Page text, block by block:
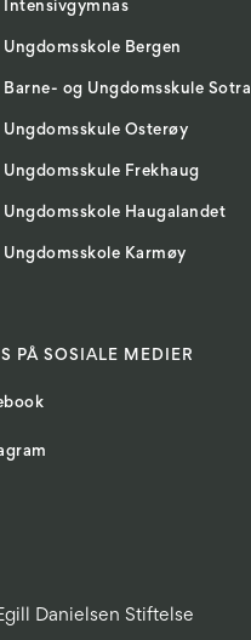
PÅ SOSIALE MEDIER
Intensivgymnas
Ungdomsskole Bergen
Barne- og Ungdomsskule Sotra
Ungdomsskule Osterøy
Ungdomsskule Frekhaug
Ungdomsskole Haugalandet
Ungdomsskole Karmøy
Danielsen Stiftelse